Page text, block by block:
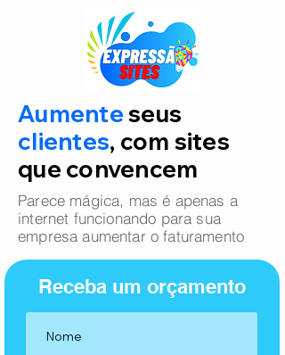
Aumenteseus
clientes, com sites
que convencem
Parece mágica, mas é apenas a
internet funcionando para sua
empresa aumentar o faturamento
Receba um orçamento